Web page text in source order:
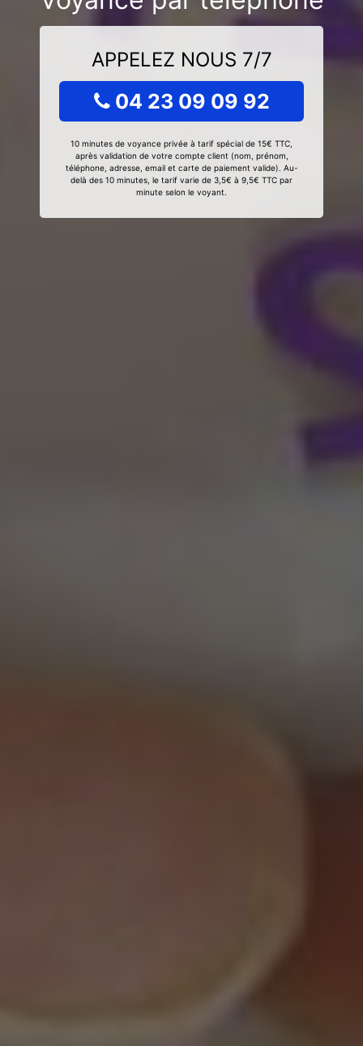
APPELEZ NOUS 7/7
04 23 09 09 92
10 minutes de voyance privée à tarif spécial de 15€ TTC,
après validation de votre compte client (nom, prénom,
téléphone, adresse, email et carte de paiement valide). Au-
delà des 10 minutes, le tarif varie de 3,5€ à 9,5€ TTC par
minute selon le voyant.